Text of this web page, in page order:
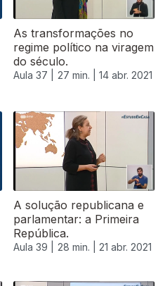
As transformações no
regime político na viragem
do século.
Aula 37 | 27 min. | 14 abr. 2021
A solução republicana e
parlamentar: a Primeira
República.
Aula 39 | 28 min. | 21 abr. 2021